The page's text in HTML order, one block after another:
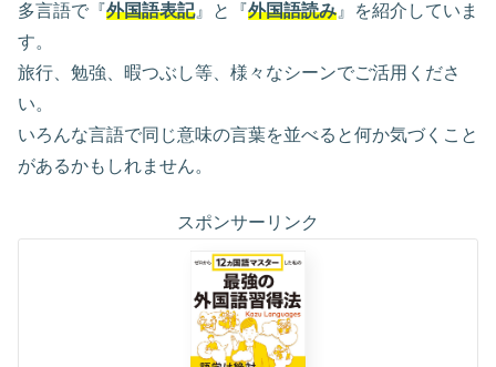
多言語で『外国語表記』と『外国語読み 』を紹介していま
す。
旅行、勉強、暇つぶし等、様々なシーンでご活用くださ
い。
いろんな言語で同じ意味の言葉を並べると何か気づくこと
があるかもしれません。
スポンサーリンク